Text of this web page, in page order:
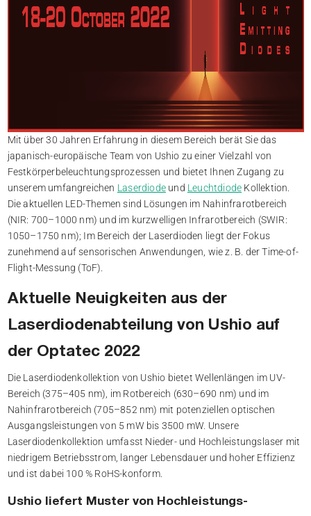
Mit über 30 Jahren Erfahrung in diesem Bereich berät Sie das
japanisch-europäische Team von Ushio zu einer Vielzahl von
Festkörperbeleuchtungsprozessen und bietet Ihnen Zugang zu
unserem umfangreichen Laserdiodeund Leuchtdiode Kollektion.
Die aktuellen LED-Themen sind Lösungen im Nahinfrarotbereich
(NIR: 700–1000 nm) und im kurzwelligen Infrarotbereich (SWIR:
1050–1750 nm); Im Bereich der Laserdioden liegt der Fokus
zunehmend auf sensorischen Anwendungen, wie z. B. der Time-of-
Flight-Messung (ToF).
Aktuelle Neuigkeiten aus der
Laserdiodenabteilung von Ushio auf
der Optatec 2022
Die Laserdiodenkollektion von Ushio bietet Wellenlängen im UV-
Bereich (375–405 nm), im Rotbereich (630–690 nm) und im
Nahinfrarotbereich (705–852 nm) mit potenziellen optischen
Ausgangsleistungen von 5 mW bis 3500 mW. Unsere
Laserdiodenkollektion umfasst Nieder- und Hochleistungslaser mit
niedrigem Betriebsstrom, langer Lebensdauer und hoher Effizienz
und ist dabei 100 % RoHS-konform.
Ushio liefert Muster von Hochleistungs-